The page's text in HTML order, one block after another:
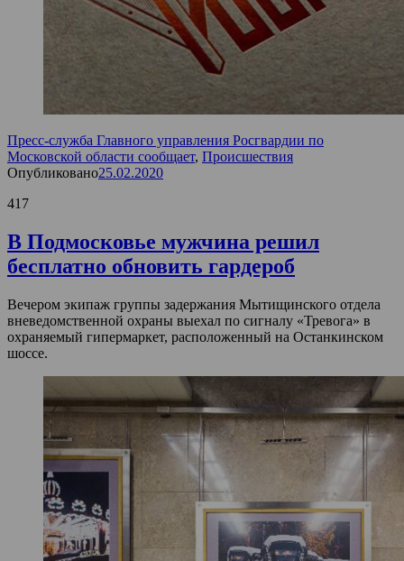
Пресс-служба Главного управления Росгвардии по
Московской области сообщает, Происшествия
Опубликовано25.02.2020
417
В Подмосковье мужчина решил
бесплатно обновить гардероб
Вечером экипаж группы задержания Мытищинского отдела
вневедомственной охраны выехал по сигналу «Тревога» в
охраняемый гипермаркет, расположенный на Останкинском
шоссе.